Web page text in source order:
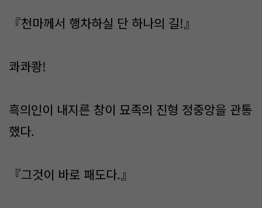
『천마께서 행차하실 단 하나의 길!』
콰콰쾅!
흑의인이 내지른 창이 묘족의 진형 정중앙을 관통
했다.
『그것이 바로 패도다.』